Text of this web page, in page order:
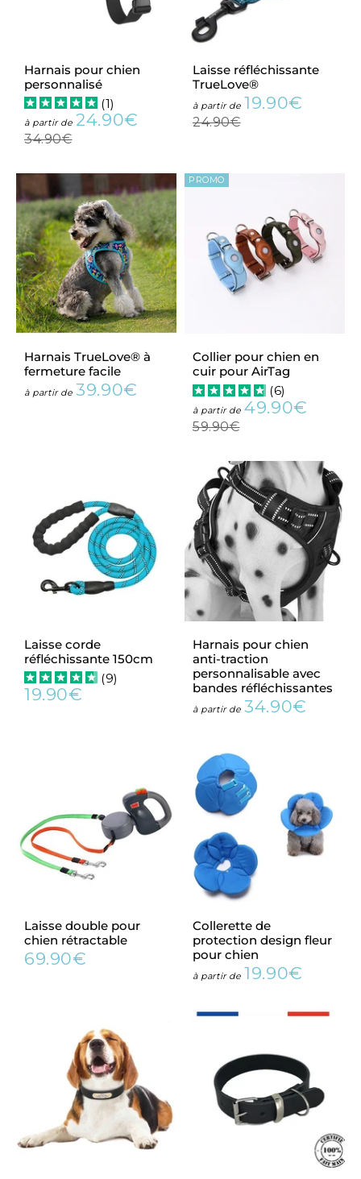
Harnais pour chien
personnalisé
(1)
à partir de Prix
24.90€ 24.90€
34.90€34.90€
Laisse réfléchissante
TrueLove®
à partir de Prix
19.90€
24.90€24.90€
Harnais TrueLove® à
fermeture facile
à partir dePrix
39.90€
PROMO
Collier pour chien en
cuir pour AirTag
(6)
à partir dePrix
49.90€
59.90€59.90€
Laisse corde
réfléchissante 150cm
(9)
Prix
19.90€
Harnais pour chien
anti-traction
personnalisable avec
bandes réfléchissantes
à partir dePrix
34.90€
Laisse double pour
chien rétractable
Prix
69.90€
Collerette de
protection design fleur
pour chien
à partir de Prix
19.90€